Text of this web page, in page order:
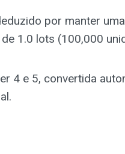
por manter
1.0 lots (100,000
4 e 5, convertida